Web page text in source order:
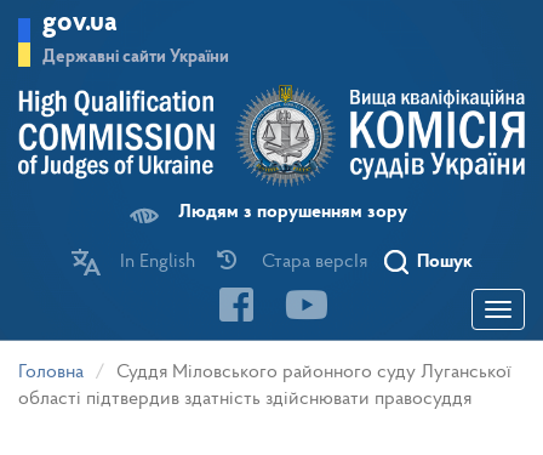
основного
матеріалу
gov.ua
Державні сайти України
Людям з порушенням зору
In English Стара версІя Пошук
Toggle
Головна
Суддя Міловського районного суду Луганської
області підтвердив здатність здійснювати правосуддя